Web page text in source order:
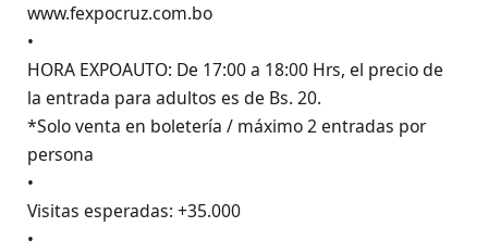
www.fexpocruz.com.bo
•
HORA EXPOAUTO: De 17:00 a 18:00 Hrs, el precio de
la entrada para adultos es de Bs. 20.
*Solo venta en boletería / máximo 2 entradas por
persona
•
Visitas esperadas: +35.000
•